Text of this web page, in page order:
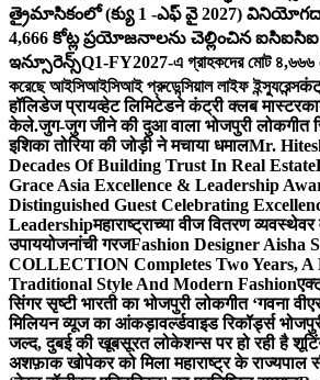
త్రైమాసికంలో (క్యు 1 -ఎఫ్ వై 2027)
4,666 కోట్ల ప్రయోజనాలను చెల్లించిన ఐసిఐసిఐ
ఇన్సూరెన్స్Q1-FY2027-এ গ্রাহকদের মোট ৪,৬৬৬
করেছে আইসিআইসিআই প্রুডেন্সিয়াল লাইফ ইন্স্যুরেন্স
हॉलिडेज प्रायव्हेट लिमिटेडने कंट्री क्लब
केले.जुग-जुग जीने की दुआ वाला भोजपुरी लोकगीत
इशिका तोरिया की जोड़ी ने मचाया धमालMr.
Decades Of Building Trust In Real Estate
Grace Asia Excellence & Leadership
Distinguished Guest Celebrating
Leadershipमहाराष्ट्राच्या वीज वितरण
उपाययोजनांची गरजFashion Designer Aisha
COLLECTION Completes Two Years, A
Traditional Style And Modern Fashion
सिंगर सृष्टी भारती का भोजपुरी लोकगीत ‘गवना
मिलियन व्यूज का आंकड़ावर्ल्डवाइड रिकॉर्ड्स
जल्द, दुबई की खूबसूरत लोकेशन्स पर हो रही है
अशफ़ाक खोपेकर को मिला महाराष्ट्र के राज्यपाल